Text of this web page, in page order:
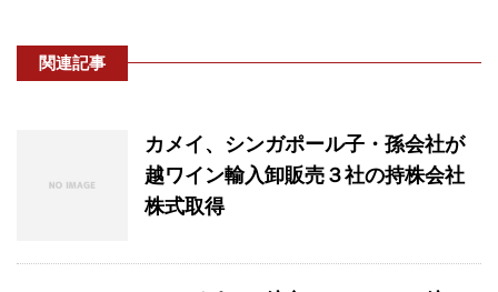
関連記事
カメイ、シンガポール子・孫会社が
越ワイン輸入卸販売３社の持株会社
株式取得